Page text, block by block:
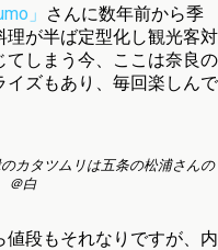
」 さんに数年前から季
が半ば定型化し観光客対
しまう今、ここは奈良の
ズもあり、毎回楽しんで
カタツムリは五条の松浦さんの
＠白
値段もそれなりですが、内